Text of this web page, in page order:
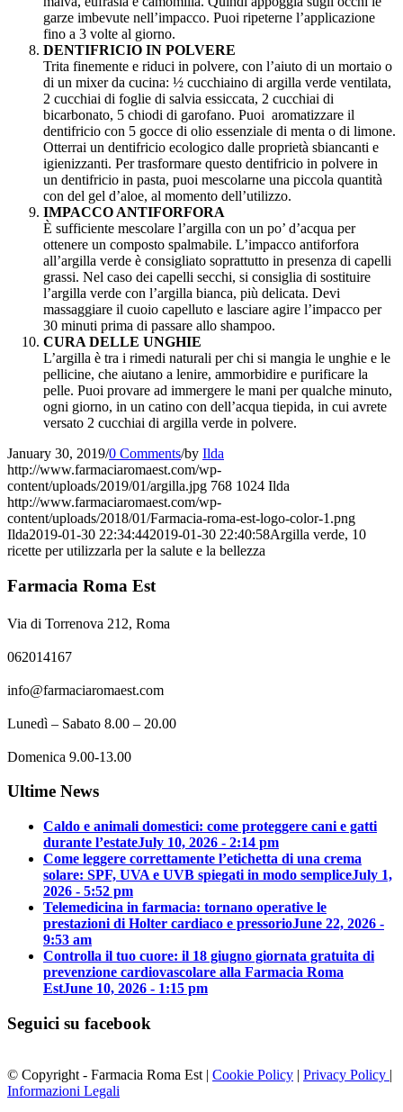
garze imbevute nell’impacco. Puoi ripeterne l’applicazione
fino a 3 volte al giorno.
DENTIFRICIO IN POLVERE
Trita finemente e riduci in polvere, con l’aiuto di un mortaio o
di un mixer da cucina: ½ cucchiaino di argilla verde ventilata,
2 cucchiai di foglie di salvia essiccata, 2 cucchiai di
bicarbonato, 5 chiodi di garofano. Puoi aromatizzare il
dentifricio con 5 gocce di olio essenziale di menta o di limone.
Otterrai un dentifricio ecologico dalle proprietà sbiancanti e
igienizzanti. Per trasformare questo dentifricio in polvere in
un dentifricio in pasta, puoi mescolarne una piccola quantità
con del gel d’aloe, al momento dell’utilizzo.
IMPACCO ANTIFORFORA
È sufficiente mescolare l’argilla con un po’ d’acqua per
ottenere un composto spalmabile. L’impacco antiforfora
all’argilla verde è consigliato soprattutto in presenza di capelli
grassi. Nel caso dei capelli secchi, si consiglia di sostituire
l’argilla verde con l’argilla bianca, più delicata. Devi
massaggiare il cuoio capelluto e lasciare agire l’impacco per
30 minuti prima di passare allo shampoo.
CURA DELLE UNGHIE
L’argilla è tra i rimedi naturali per chi si mangia le unghie e le
pellicine, che aiutano a lenire, ammorbidire e purificare la
pelle. Puoi provare ad immergere le mani per qualche minuto,
ogni giorno, in un catino con dell’acqua tiepida, in cui avrete
versato 2 cucchiai di argilla verde in polvere.
January 30, 2019/0 Comments/by Ilda
http://www.farmaciaromaest.com/wp-
content/uploads/2019/01/argilla.jpg 768 1024 Ilda
http://www.farmaciaromaest.com/wp-
content/uploads/2018/01/Farmacia-roma-est-logo-color-1.png
Ilda2019-01-30 22:34:442019-01-30 22:40:58Argilla verde, 10
ricette per utilizzarla per la salute e la bellezza
Farmacia Roma Est
Via di Torrenova 212, Roma
062014167
info@farmaciaromaest.com
Lunedì – Sabato 8.00 – 20.00
Domenica 9.00-13.00
Ultime News
Caldo e animali domestici: come proteggere cani e gatti
durante l’estateJuly 10, 2026 - 2:14 pm
Come leggere correttamente l’etichetta di una crema
solare: SPF, UVA e UVB spiegati in modo sempliceJuly 1,
2026 - 5:52 pm
Telemedicina in farmacia: tornano operative le
prestazioni di Holter cardiaco e pressorioJune 22, 2026 -
9:53 am
Controlla il tuo cuore: il 18 giugno giornata gratuita di
prevenzione cardiovascolare alla Farmacia Roma
EstJune 10, 2026 - 1:15 pm
Seguici su facebook
© Copyright - Farmacia Roma Est | Cookie Policy | Privacy Policy |
Informazioni Legali